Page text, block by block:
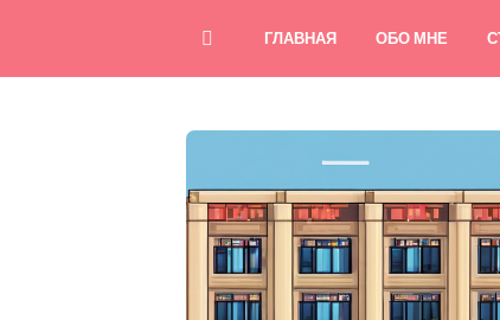
ГЛАВНАЯ ОБО МНЕ